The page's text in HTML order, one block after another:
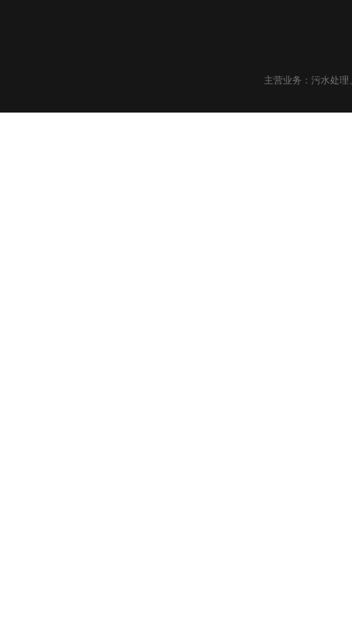
主营业务：污水处